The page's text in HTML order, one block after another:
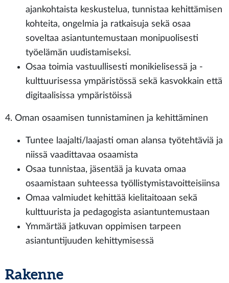
ajankohtaista keskustelua, tunnistaa kehittämisen
kohteita, ongelmia ja ratkaisuja sekä osaa
soveltaa asiantuntemustaan monipuolisesti
työelämän uudistamiseksi.
Osaa toimia vastuullisesti monikielisessä ja -
kulttuurisessa ympäristössä sekä kasvokkain että
digitaalisissa ympäristöissä
4. Oman osaamisen tunnistaminen ja kehittäminen
Tuntee laajalti/laajasti oman alansa työtehtäviä ja
niissä vaadittavaa osaamista
Osaa tunnistaa, jäsentää ja kuvata omaa
osaamistaan suhteessa työllistymistavoitteisiinsa
Omaa valmiudet kehittää kielitaitoaan sekä
kulttuurista ja pedagogista asiantuntemustaan
Ymmärtää jatkuvan oppimisen tarpeen
asiantuntijuuden kehittymisessä
Rakenne